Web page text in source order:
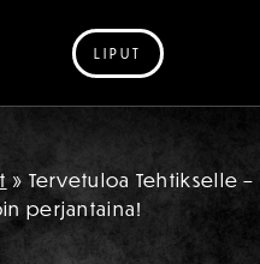
LIPUT
» Tervetuloa Tehtikselle
perjantaina!